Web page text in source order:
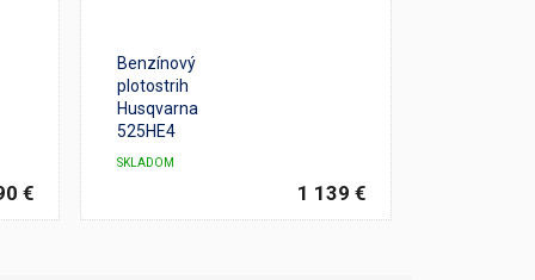
€
Benzínový
plotostrih
Husqvarna
525HE4
SKLADOM
1 139 €